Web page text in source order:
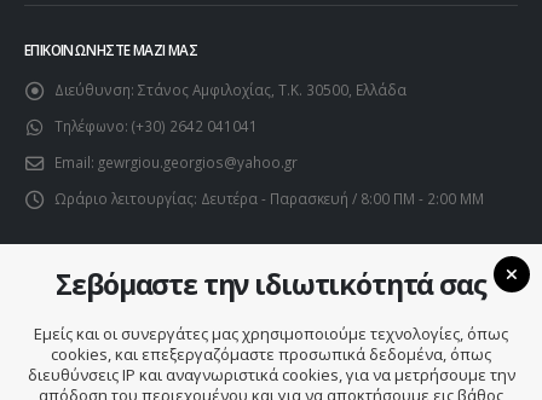
ΕΠΙΚΟΙΝΩΝΉΣΤΕ ΜΑΖΊ ΜΑΣ
Διεύθυνση: Στάνος Αμφιλοχίας, Τ.Κ. 30500, Ελλάδα
Τηλέφωνο: (+30) 2642 041041
Email: gewrgiou.georgios@yahoo.gr
Ωράριο λειτουργίας: Δευτέρα - Παρασκευή / 8:00 ΠΜ - 2:00 ΜΜ
Σεβόμαστε την ιδιωτικότητά σας
Εμείς και οι συνεργάτες μας χρησιμοποιούμε τεχνολογίες, όπως
cookies, και επεξεργαζόμαστε προσωπικά δεδομένα, όπως
διευθύνσεις IP και αναγνωριστικά cookies, για να μετρήσουμε την
απόδοση του περιεχομένου και για να αποκτήσουμε εις βάθος